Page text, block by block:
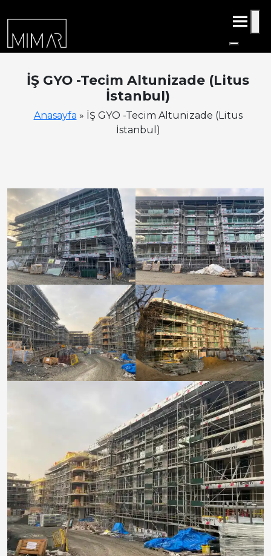
İŞ GYO -Tecim Altunizade (Litus
İstanbul)
Anasayfa » İŞ GYO -Tecim Altunizade (Litus
İstanbul)